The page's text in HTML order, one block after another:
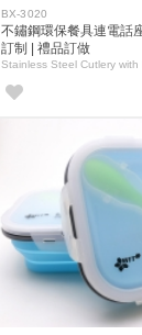
BX-3020
不鏽鋼環保餐具連電話
訂制 | 禮品訂做
Stainless Steel Cutlery